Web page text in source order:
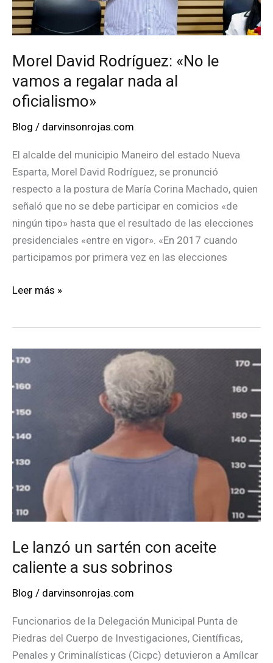
Morel David Rodríguez: «No le
vamos a regalar nada al
oficialismo»
Blog / darvinsonrojas.com
El alcalde del municipio Maneiro del estado Nueva
Esparta, Morel David Rodríguez, se pronunció
respecto a la postura de María Corina Machado, quien
señaló que no se debe participar en comicios «de
ningún tipo» hasta que el resultado de las elecciones
presidenciales «entre en vigor». «En 2017 cuando
participamos por primera vez en las elecciones
Morel
le
a
regalar
al
oficialismo»
Leer más »
Le lanzó un sartén con aceite
caliente a sus sobrinos
Blog / darvinsonrojas.com
Funcionarios de la Delegación Municipal Punta de
Piedras del Cuerpo de Investigaciones, Científicas,
Penales y Criminalísticas (Cicpc) detuvieron a Amílcar